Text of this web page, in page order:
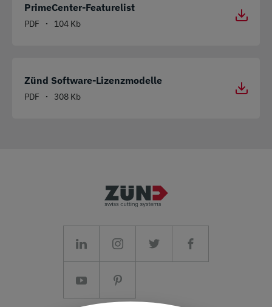
PrimeCenter-Featurelist
PDF • 104 Kb
Zünd Software-Lizenzmodelle
PDF • 308 Kb